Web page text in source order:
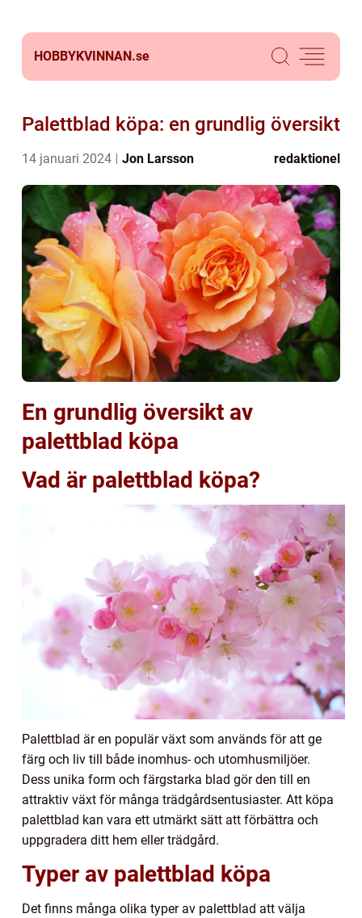
HOBBYKVINNAN.se
Palettblad köpa: en grundlig översikt
14 januari 2024 Jon Larsson redaktionel
En grundlig översikt av
palettblad köpa
Vad är palettblad köpa?
Palettblad är en populär växt som används för att ge
färg och liv till både inomhus- och utomhusmiljöer.
Dess unika form och färgstarka blad gör den till en
attraktiv växt för många trädgårdsentusiaster. Att köpa
palettblad kan vara ett utmärkt sätt att förbättra och
uppgradera ditt hem eller trädgård.
Typer av palettblad köpa
Det finns många olika typer av palettblad att välja